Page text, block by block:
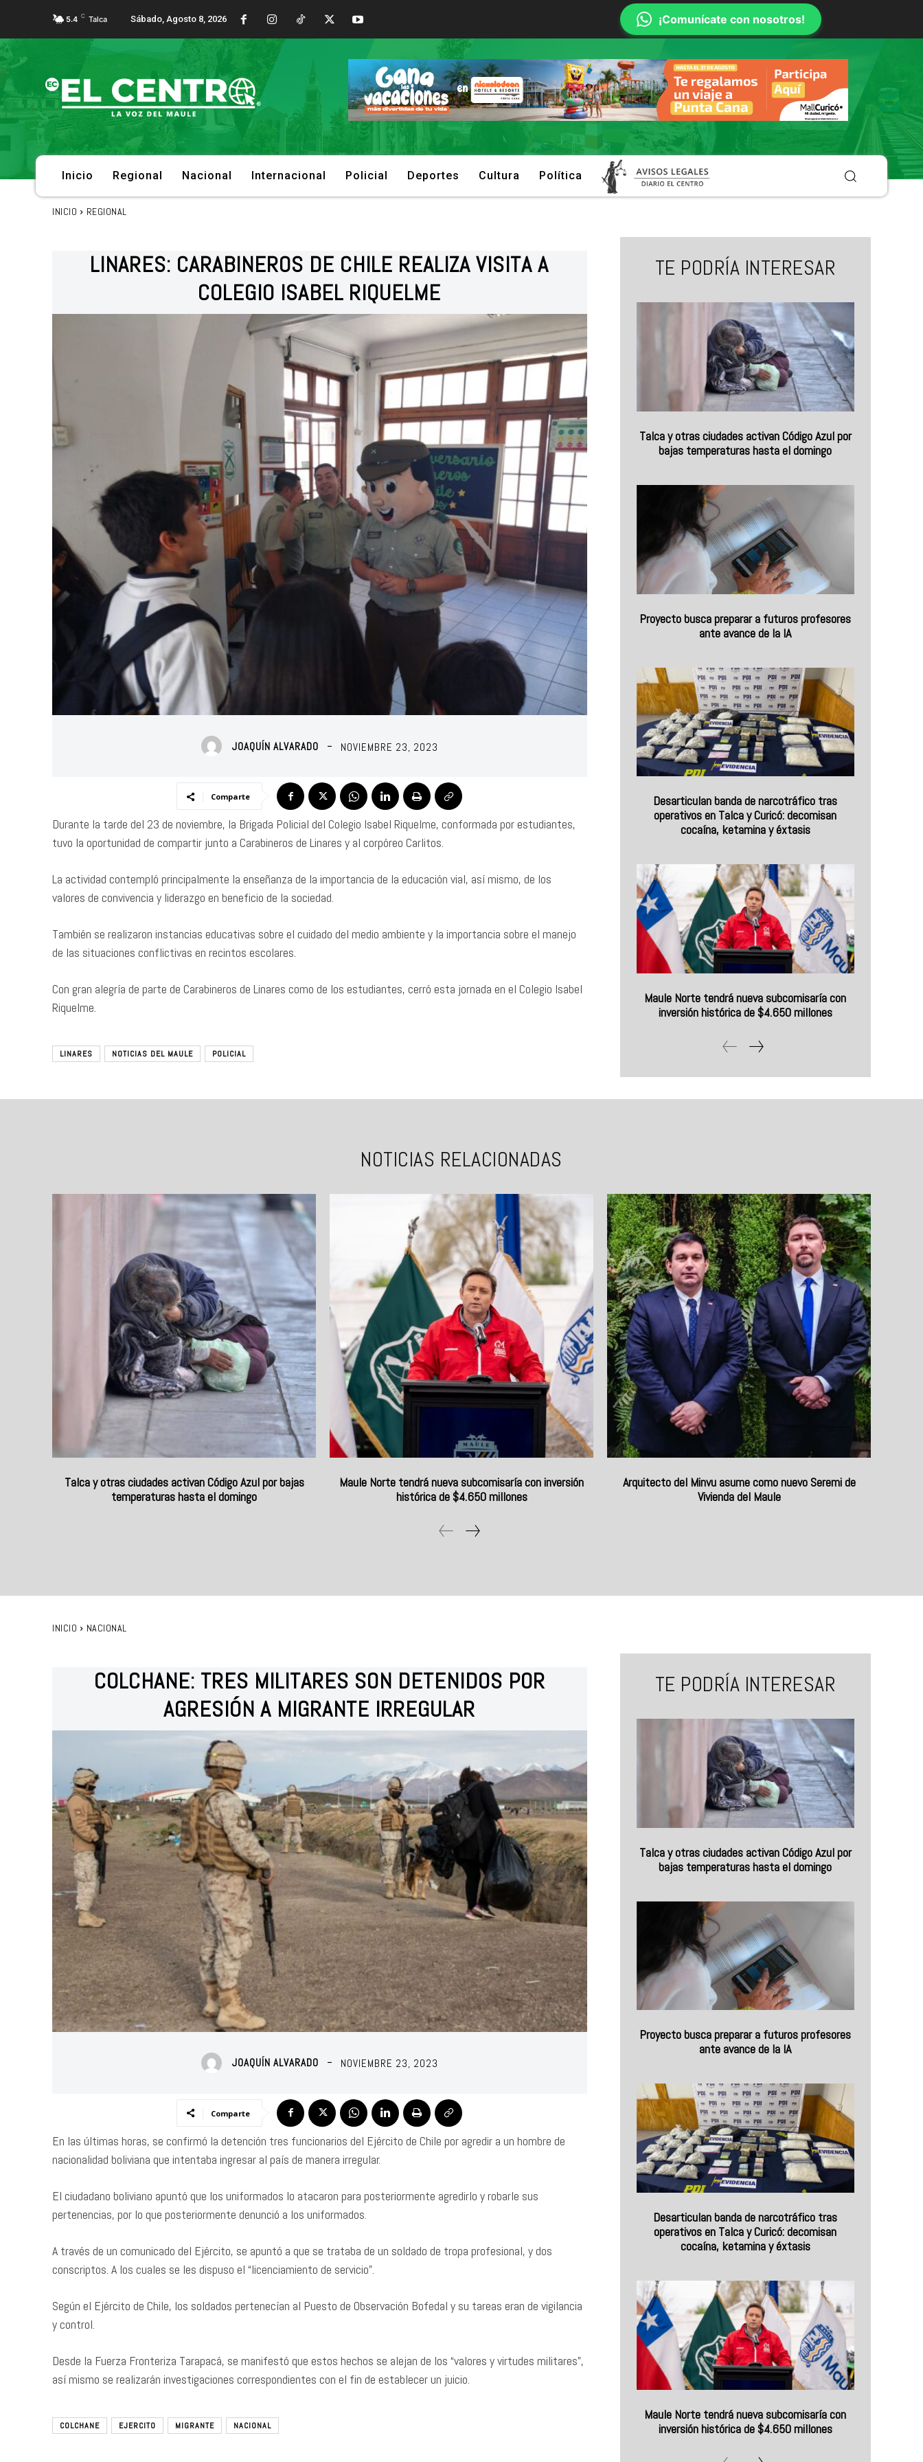
5.4 C Talca Sábado, Agosto 8, 2026 ¡Comunícate con nosotros!
Inicio Regional Nacional Internacional Policial Deportes Cultura Política
INICIO REGIONAL
LINARES: CARABINEROS DE CHILE REALIZA VISITA A
COLEGIO ISABEL RIQUELME
JOAQUÍN ALVARADO NOVIEMBRE 23, 2023
Comparte
Durante la tarde del 23 de noviembre, la Brigada Policial del Colegio Isabel Riquelme, conformada por estudiantes,
tuvo la oportunidad de compartir junto a Carabineros de Linares y al corpóreo Carlitos.
La actividad contempló principalmente la enseñanza de la importancia de la educación vial, así mismo, de los
valores de convivencia y liderazgo en beneficio de la sociedad.
También se realizaron instancias educativas sobre el cuidado del medio ambiente y la importancia sobre el manejo
de las situaciones conflictivas en recintos escolares.
Con gran alegría de parte de Carabineros de Linares como de los estudiantes, cerró esta jornada en el Colegio Isabel
Riquelme.
LINARES NOTICIAS DEL MAULE POLICIAL
TE PODRÍA INTERESAR
Talca y otras ciudades activan Código Azul por
bajas temperaturas hasta el domingo
Proyecto busca preparar a futuros profesores
ante avance de la IA
Desarticulan banda de narcotráfico tras
operativos en Talca y Curicó: decomisan
cocaína, ketamina y éxtasis
Maule Norte tendrá nueva subcomisaría con
inversión histórica de $4.650 millones
NOTICIAS RELACIONADAS
Talca y otras ciudades activan Código Azul por bajas
temperaturas hasta el domingo
Maule Norte tendrá nueva subcomisaría con inversión
histórica de $4.650 millones
Arquitecto del Minvu asume como nuevo Seremi de
Vivienda del Maule